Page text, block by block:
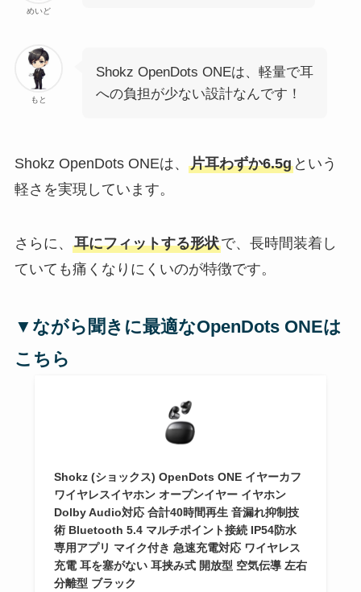
めいど
もと
Shokz OpenDots ONEは、軽量で耳
への負担が少ない設計なんです！
Shokz OpenDots ONEは、 片耳わずか6.5gという
軽さを実現しています。
さらに、 耳にフィットする形状で、長時間装着し
ていても痛くなりにくいのが特徴です。
▼ながら聞きに最適なOpenDots ONEは
こちら
Shokz (ショックス) OpenDots ONE イヤーカフ
ワイヤレスイヤホン オープンイヤー イヤホン
Dolby Audio対応 合計40時間再生 音漏れ抑制技
術 Bluetooth 5.4 マルチポイント接続 IP54防水
専用アプリ マイク付き 急速充電対応 ワイヤレス
充電 耳を塞がない 耳挟み式 開放型 空気伝導 左右
分離型 ブラック